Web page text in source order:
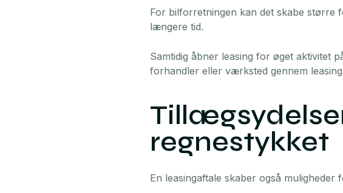
For bilforretningen kan det skabe større
længere tid.
Samtidig åbner leasing for øget aktivitet
forhandler eller værksted gennem
regnestykket
En leasingaftale skaber også